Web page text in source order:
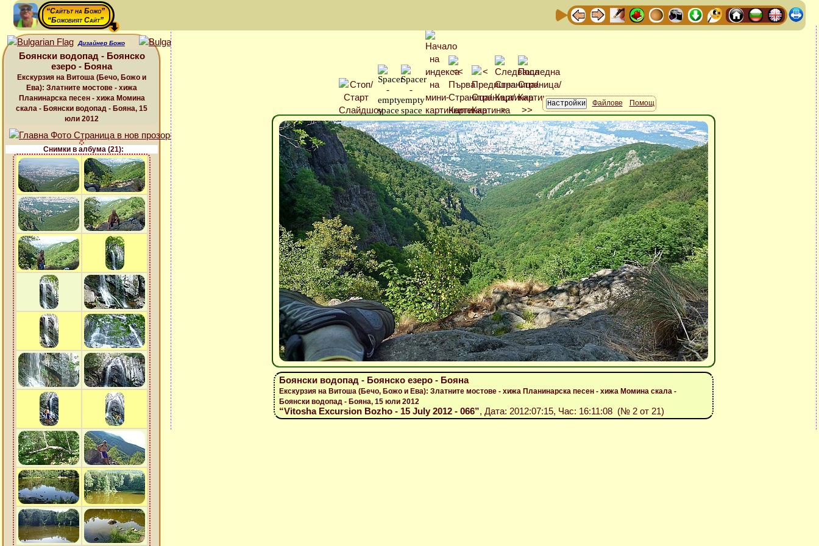
“Сайтът на Божо”
“Божовият Сайт”
Дизайнер Божо
Боянски водопад - Боянско
езеро - Бояна
Екскурзия на Витоша (Бечо, Божо и
Ева): Златните мостове - хижа
Планинарска песен - хижа Момина
скала - Боянски водопад - Бояна, 15
юли 2012
Снимки в албума (21):
Файлове Помощ
Боянски водопад - Боянско езеро - Бояна
Екскурзия на Витоша (Бечо, Божо и Ева): Златните мостове - хижа Планинарска песен - хижа Момина скала -
Боянски водопад - Бояна, 15 юли 2012
“Vitosha Excursion Bozho - 15 July 2012 - 066”, Дата: 2012:07:15, Час: 16:11:08 (№ 2 от 21)